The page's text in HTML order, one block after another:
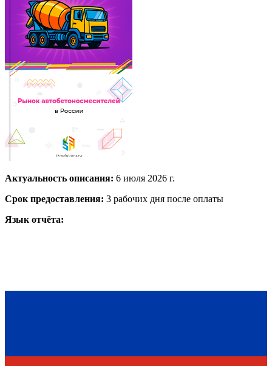
Актуальность описания: 6 июля 2026 г.
Срок предоставления: 3 рабочих дня после оплаты
Язык отчёта: